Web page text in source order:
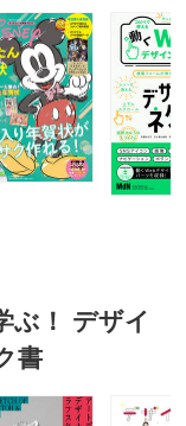
ぶ！ デザイ
書